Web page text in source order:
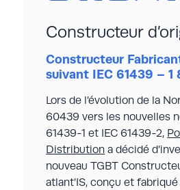
Constructeur
Constructeur
suivant IEC 61439 – 1
Lors de l’évolution de la
60439 vers les nouvelles
61439-1 et IEC 61439-2,
Distribution a décidé
nouveau TGBT
atlant’IS, conçu et